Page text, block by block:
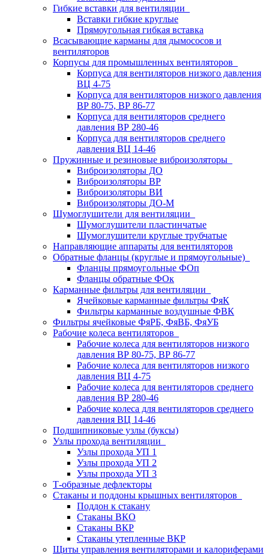
Гибкие вставки для вентиляции
Вставки гибкие круглые
Прямоугольная гибкая вставка
Всасывающие карманы для дымососов и
вентиляторов
Корпусы для промышленных вентиляторов
Корпуса для вентиляторов низкого давления
ВЦ 4-75
Корпуса для вентиляторов низкого давления
ВР 80-75, ВР 86-77
Корпуса для вентиляторов среднего
давления ВР 280-46
Корпуса для вентиляторов среднего
давления ВЦ 14-46
Пружинные и резиновые виброизоляторы
Виброизоляторы ДО
Виброизоляторы ВР
Виброизоляторы ВИ
Виброизоляторы ДО-М
Шумоглушители для вентиляции
Шумоглушители пластинчатые
Шумоглушители круглые трубчатые
Направляющие аппараты для вентиляторов
Обратные фланцы (круглые и прямоугольные)
Фланцы прямоугольные ФОп
Фланцы обратные ФОк
Карманные фильтры для вентиляции
Ячейковые карманные фильтры ФяК
Фильтры карманные воздушные ФВК
Фильтры ячейковые ФяРБ, ФяВБ, ФяУБ
Рабочие колеса вентиляторов
Рабочие колеса для вентиляторов низкого
давления ВР 80-75, ВР 86-77
Рабочие колеса для вентиляторов низкого
давления ВЦ 4-75
Рабочие колеса для вентиляторов среднего
давления ВР 280-46
Рабочие колеса для вентиляторов среднего
давления ВЦ 14-46
Подшипниковые узлы (буксы)
Узлы прохода вентиляции
Узлы прохода УП 1
Узлы прохода УП 2
Узлы прохода УП 3
Т-образные дефлекторы
Стаканы и поддоны крышных вентиляторов
Поддон к стакану
Стаканы ВКО
Стаканы ВКР
Стаканы утепленные ВКР
Щиты управления вентиляторами и калориферами